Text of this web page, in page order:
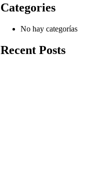
Categories
No hay categorías
Recent Posts